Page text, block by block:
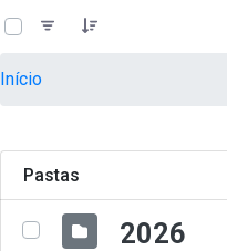
Pular para o Conteúdo
teste descricao
Início
Pastas
2026